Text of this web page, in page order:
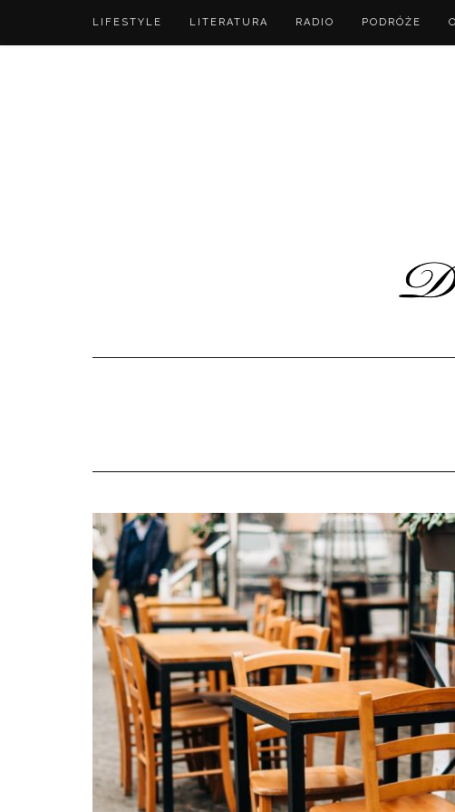
LIFESTYLE LITERATURA RADIO PODRÓŻE